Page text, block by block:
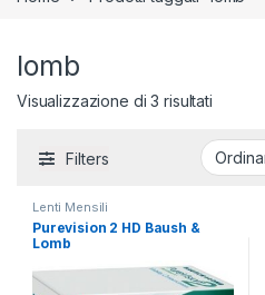
lomb
Visualizzazione di 3 risultati
Filters
Lenti Mensili
Purevision 2 HD Baush &
Lomb